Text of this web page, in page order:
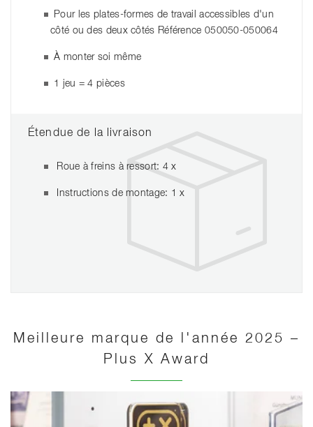
Pour les plates-formes de travail accessibles d'un
côté ou des deux côtés Référence 050050-050064
À monter soi même
1 jeu = 4 pièces
Étendue de la livraison
Roue à freins à ressort: 4 x
Instructions de montage: 1 x
Meilleure marque de l'année 2025 –
Plus X Award